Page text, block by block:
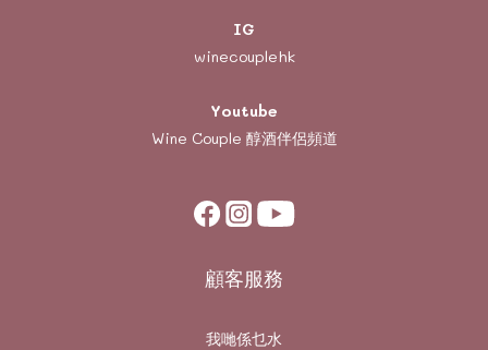
IG
winecouplehk
Youtube
Wine Couple 醇酒伴侶頻道
顧客服務
我哋係乜水